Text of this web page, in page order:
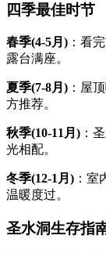
四季最佳时节
春季(4-5月) ：看
露台满座。
夏季(7-8月) ：屋
方推荐。
秋季(10-11月) ：
光相配。
冬季(12-1月) ：
温暖度过。
圣水洞生存指